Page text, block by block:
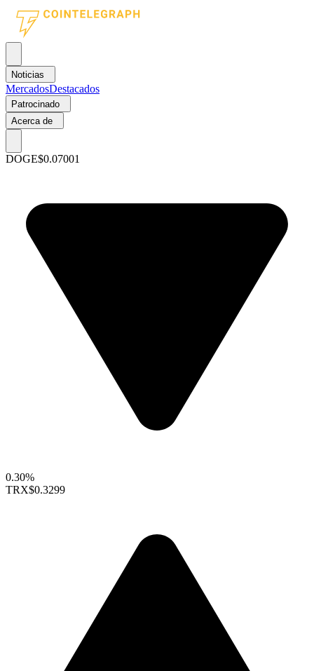
Noticias
MercadosDestacados
Patrocinado
Acerca de
DOGE$0.07001
0.30%
TRX$0.3299